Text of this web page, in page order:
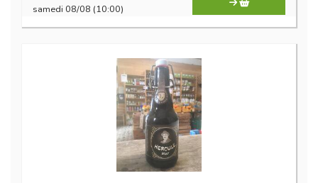
samedi 08/08 (10:00)